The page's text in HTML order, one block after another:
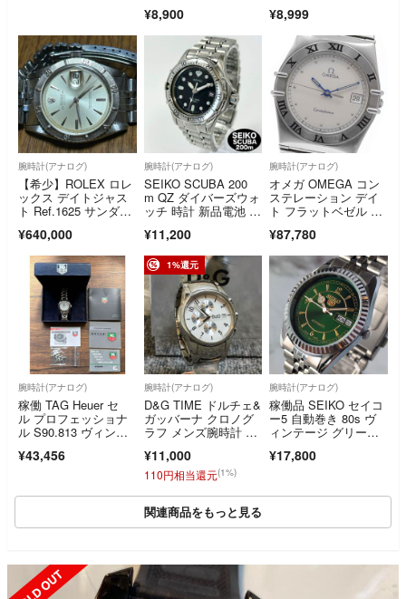
¥8,900 ¥8,999
腕時計(アナログ)
【希少】ROLEX ロレ
ックス デイトジャス
ト Ref.1625 サンダー
ジナルダイヤル アル
ファハンド
¥640,000
腕時計(アナログ)
SEIKO SCUBA 200
m QZ ダイバーズウォ
ッチ 時計 新品電池 稼
¥11,200
腕時計(アナログ)
オメガ OMEGA コン
ステレーション デイ
ト フラットベゼル ク
1
¥87,780
腕時計(アナログ)
稼働 TAG Heuer セ
ル プロフェッショナ
ル S90.813 ヴィンテ
¥43,456
1%還元
腕時計(アナログ)
D&G TIME ドルチェ&
ガッバーナ クロノグ
ラフ メンズ腕時計 ホ
ー ドルガバ 定価14
万円
¥11,000
110円相当還元(1%)
腕時計(アナログ)
稼働品 SEIKO セイコ
ー5 自動巻き 80s ヴ
ィンテージ グリーン
ベゼル 3針 デイデイ
¥17,800
関連商品をもっと見る
SOLD OUT